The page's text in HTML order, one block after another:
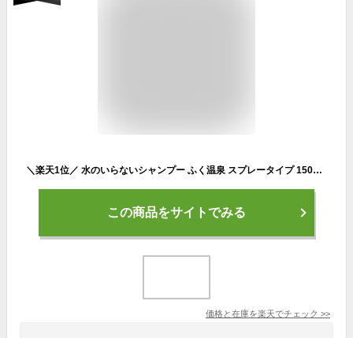
＼楽天1位／ 水のいらないシャンプー ふく温泉 スプレータイプ 150ml [防災グッズ ドライシャンプー 非常用 持ち運び ノンアルコール] [使用期限2030年1月以降]
この商品をサイトでみる
価格と在庫を楽天でチェック >>